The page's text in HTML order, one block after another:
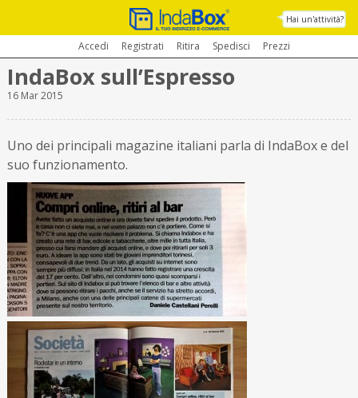
Hai un'attività?
Accedi Registrati Ritira Spedisci Prezzi
IndaBox sull’Espresso
16 Mar 2015
Uno dei principali magazine italiani parla di IndaBox e del
suo funzionamento.